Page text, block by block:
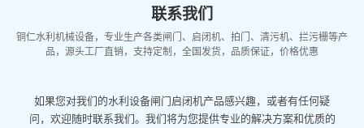
联系我们
铜仁水利机械设备，专业生产各类闸门、启闭机、拍门、清污机、拦污栅等产
品，源头工厂直销，支持定制，全国发货，品质保证，价格优惠
如果您对我们的水利设备闸门启闭机产品感兴趣，或者有任何疑
问，欢迎随时联系我们。我们将为您提供专业的解决方案和优质的